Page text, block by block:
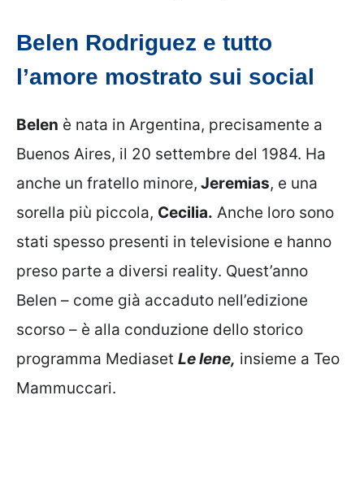
Belen Rodriguez e tutto
l’amore mostrato sui social
Belen è nata in Argentina, precisamente a
Buenos Aires, il 20 settembre del 1984. Ha
anche un fratello minore, Jeremias, e una
sorella più piccola, Cecilia. Anche loro sono
stati spesso presenti in televisione e hanno
preso parte a diversi reality. Quest’anno
Belen – come già accaduto nell’edizione
scorso – è alla conduzione dello storico
programma Mediaset Le Iene, insieme a Teo
Mammuccari.